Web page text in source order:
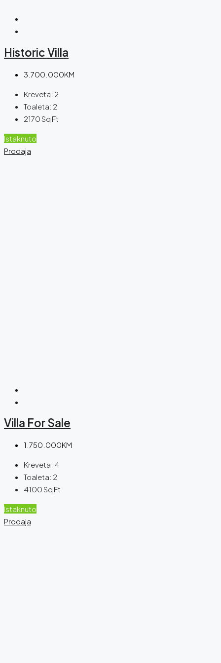
Historic Villa
3.700.000KM
Kreveta: 2
Toaleta: 2
2170Sq Ft
Istaknuto
Prodaja
Villa For Sale
1.750.000KM
Kreveta: 4
Toaleta: 2
4100Sq Ft
Istaknuto
Prodaja